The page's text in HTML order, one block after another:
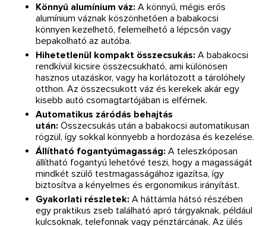
Könnyű alumínium váz: A könnyű, mégis erős
alumínium váznak köszönhetően a babakocsi
könnyen kezelhető, felemelhető a lépcsőn vagy
bepakolható az autóba.
Hihetetlenül kompakt összecsukás: A babakocsi
rendkívül kicsire összecsukható, ami különösen
hasznos utazáskor, vagy ha korlátozott a tárolóhely
otthon. Az összecsukott váz és kerekek akár egy
kisebb autó csomagtartójában is elférnek.
Automatikus záródás behajtás
után: Összecsukás után a babakocsi automatikusan
rögzül, így sokkal könnyebb a hordozása és kezelése.
Állítható fogantyúmagasság: A teleszkóposan
állítható fogantyú lehetővé teszi, hogy a magasságát
mindkét szülő testmagasságához igazítsa, így
biztosítva a kényelmes és ergonomikus irányítást.
Gyakorlati részletek: A háttámla hátsó részében
egy praktikus zseb található apró tárgyaknak, például
kulcsoknak, telefonnak vagy pénztárcának. Az ülés